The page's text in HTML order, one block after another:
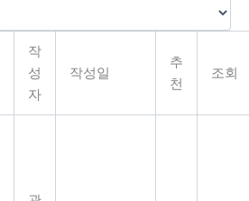
작
성
자
작성일
추
천
조회